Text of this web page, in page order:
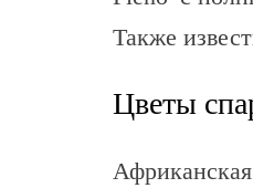
Также
Цветы